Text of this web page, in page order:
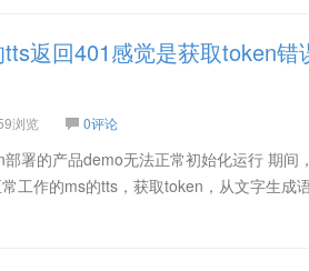
tts返回401感觉是获取token
浏览 0评论
署的产品demo无法正常初始化运行 期间
工作的ms的tts，获取token，从文字生成